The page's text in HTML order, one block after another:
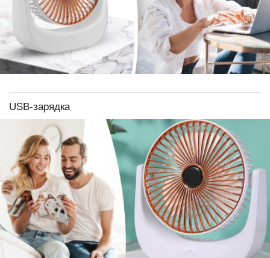
USB-зарядка